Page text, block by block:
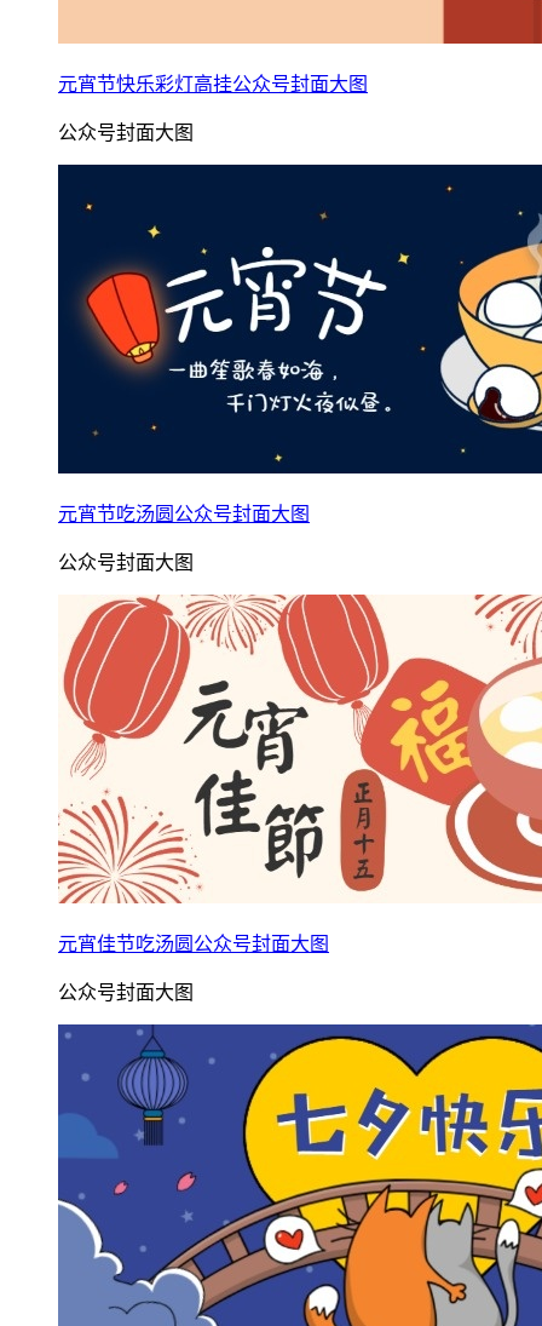
元宵节快乐彩灯高挂公众号封面大图
公众号封面大图
元宵节吃汤圆公众号封面大图
公众号封面大图
元宵佳节吃汤圆公众号封面大图
公众号封面大图